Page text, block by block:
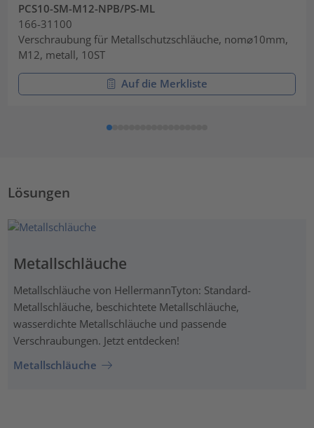
PCS10-SM-M12-NPB/PS-ML
166-31100
Verschraubung für Metallschutzschläuche, nom⌀10mm,
M12, metall, 10ST
Auf die Merkliste
Lösungen
Metallschläuche
Metallschläuche von HellermannTyton: Standard-
Metallschläuche, beschichtete Metallschläuche,
wasserdichte Metallschläuche und passende
Verschraubungen. Jetzt entdecken!
Metallschläuche